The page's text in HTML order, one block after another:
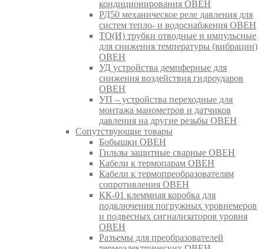
кондиционирования ОВЕН
РД50 механическое реле давления для
систем тепло- и водоснабжения ОВЕН
ТО(И) трубки отводные и импульсные
для снижения температуры (вибрации)
ОВЕН
УД устройства демпферные для
снижения воздействия гидроударов
ОВЕН
УП – устройства переходные для
монтажа манометров и датчиков
давления на другие резьбы ОВЕН
Сопутствующие товары
Бобышки ОВЕН
Гильзы защитные сварные ОВЕН
Кабели к термопарам ОВЕН
Кабели к термопреобразователям
сопротивления ОВЕН
КК-01 клеммная коробка для
подключения погружных уровнемеров
и подвесных сигнализаторов уровня
ОВЕН
Разъемы для преобразователей